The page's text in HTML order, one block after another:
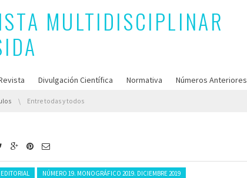
Divulgación Científica Normativa Números Anteriores
Entre todas y todos
EDITORIAL NÚMERO 19. MONOGRÁFICO 2019. DICIEMBRE 2019